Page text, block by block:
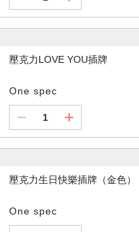
壓克力LOVE YOU插牌
One spec
壓克力生日快樂插牌（金色）
One spec